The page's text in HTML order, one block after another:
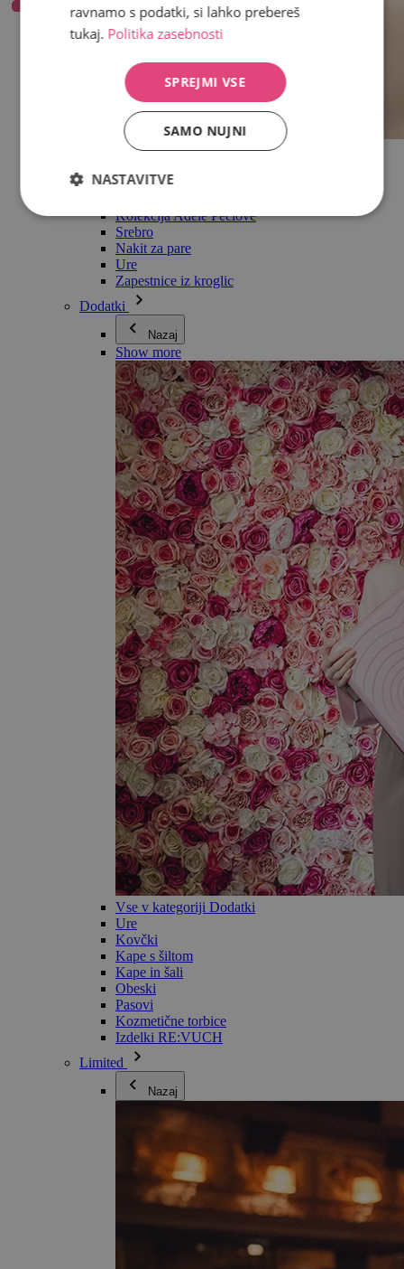
Vse v kategoriji Nakit
Zapestnice
Kolekcija Adéle Pečlové
Srebro
Nakit za pare
Ure
Zapestnice iz kroglic
Dodatki
Nazaj
Show more
Vse v kategoriji Dodatki
Ure
Kovčki
Kape s šiltom
Kape in šali
Obeski
Pasovi
Kozmetične torbice
Izdelki RE:VUCH
Limited
Nazaj
ravnamo s podatki, si lahko prebereš
tukaj. Politika zasebnosti
SPREJMI VSE
SAMO NUJNI
NASTAVITVE